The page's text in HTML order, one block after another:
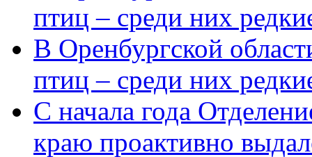
птиц – среди них
В Оренбургской
птиц – среди них
С начала года
краю проактивно